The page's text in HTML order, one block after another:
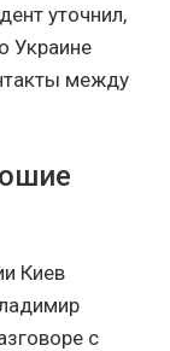
уточнил,
Украине
между
Киев
с